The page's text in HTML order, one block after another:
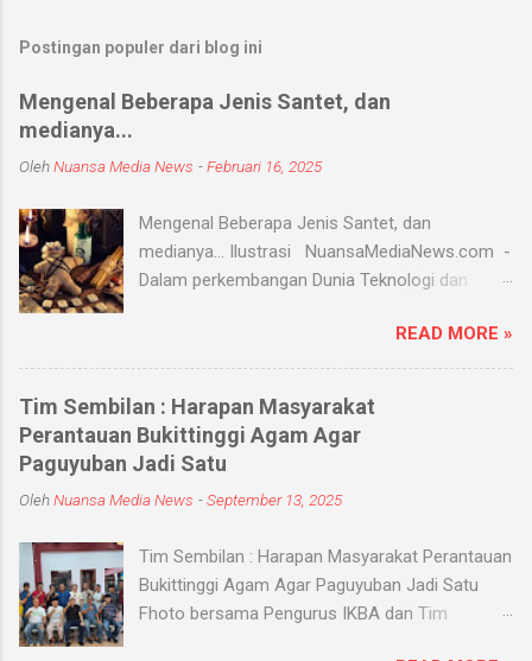
Postingan populer dari blog ini
Mengenal Beberapa Jenis Santet, dan
medianya...
OlehNuansa Media News -Februari 16, 2025
Mengenal Beberapa Jenis Santet, dan
medianya... Ilustrasi NuansaMediaNews.com -
Dalam perkembangan Dunia Teknologi dan
yang hingga saat ini masih ada dan berkembang
di masyarakat. Menurut Kamus Besar Bahasa
Indonesia (KBBI) santet berarti sihir, menyihir.
Ilmu Santet merupakan aliran ilmu hitam yang
digunakan untuk mengendalikan alam seperti
supranatural dari paranormal. Biasanya, santet
membahayakan orang lain. Banyak medium
yang digunakan oleh paranormal untuk
menyantet seseorang, diantaranya boneka,
READ MORE »
Tim Sembilan : Harapan Masyarakat
Perantauan Bukittinggi Agam Agar
Paguyuban Jadi Satu
OlehNuansa Media News -September 13, 2025
Tim Sembilan : Harapan Masyarakat Perantauan
Bukittinggi Agam Agar Paguyuban Jadi Satu
Fhoto bersama Pengurus IKBA dan Tim